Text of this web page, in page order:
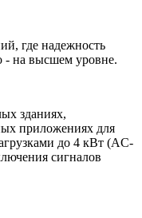
где надежность
- на высшем уровне.
зданиях,
приложениях для
до 4 кВт (AC-
сигналов